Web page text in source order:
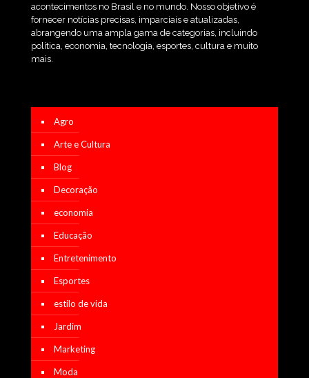
acontecimentos no Brasil e no mundo. Nosso objetivo é
fornecer notícias precisas, imparciais e atualizadas,
abrangendo uma ampla gama de categorias, incluindo
política, economia, tecnologia, esportes, cultura e muito
mais.
Agro
Arte e Cultura
Blog
Decoração
economia
Educação
Entretenimento
Esportes
estilo de vida
Jardim
Marketing
Moda